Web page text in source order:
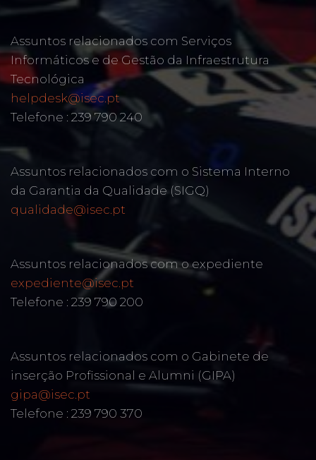
Assuntos relacionados com Serviços
Informáticos e de Gestão da Infraestrutura
Tecnológica
helpdesk@isec.pt
Telefone : 239 790 240
Assuntos relacionados com o Sistema Interno
da Garantia da Qualidade (SIGQ)
qualidade@isec.pt
Assuntos relacionados com o expediente
expediente@isec.pt
Telefone : 239 790 200
Assuntos relacionados com o Gabinete de
inserção Profissional e Alumni (GIPA)
gipa@isec.pt
Telefone : 239 790 370